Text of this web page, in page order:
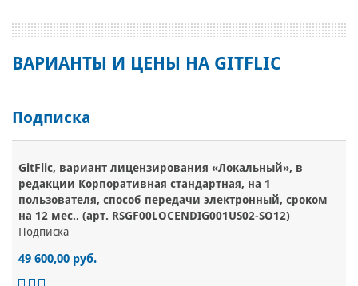
ВАРИАНТЫ И ЦЕНЫ НА GITFLIC
Подписка
GitFlic, вариант лицензирования «Локальный», в
редакции Корпоративная стандартная, на 1
пользователя, способ передачи электронный, сроком
на 12 мес., (арт. RSGF00LOCENDIG001US02-SO12)
Подписка
49 600,00 руб.